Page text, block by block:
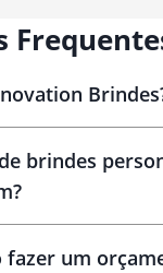
brindes
fazer um